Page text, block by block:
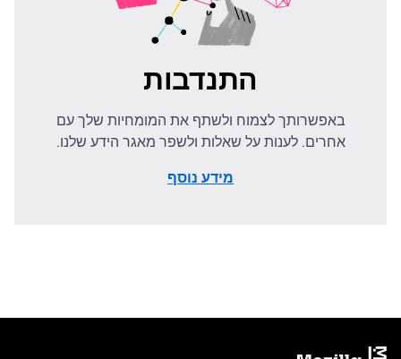
התנדבות
באפשרותך לצמוח ולשתף את המומחיות שלך עם
אחרים. לענות על שאלות ולשפר מאגר הידע שלנו.
מידע נוסף